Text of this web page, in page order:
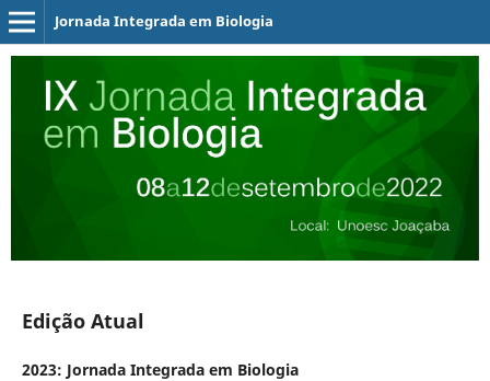
Jornada Integrada em Biologia
Edição Atual
2023: Jornada Integrada em Biologia